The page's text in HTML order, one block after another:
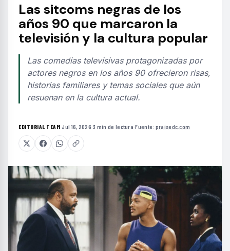
Las sitcoms negras de los
años 90 que marcaron la
televisión y la cultura popular
Las comedias televisivas protagonizadas por
actores negros en los años 90 ofrecieron risas,
historias familiares y temas sociales que aún
resuenan en la cultura actual.
EDITORIAL TEAM·Jul 16, 2026·3 min de lectura·Fuente: praisedc.com